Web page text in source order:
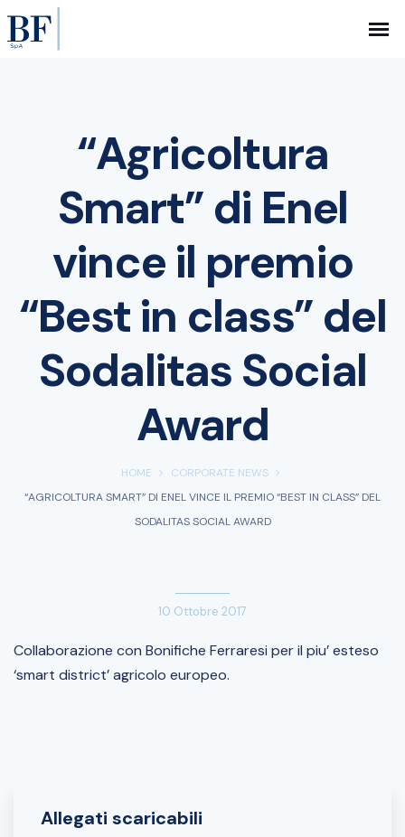
“Agricoltura
Smart” di Enel
vince il premio
“Best in class” del
Sodalitas Social
Award
HOME
CORPORATE NEWS
“AGRICOLTURA SMART” DI ENEL VINCE IL PREMIO “BEST IN CLASS” DEL
SODALITAS SOCIAL AWARD
10 Ottobre 2017
Collaborazione con Bonifiche Ferraresi per il piu’ esteso
‘smart district’ agricolo europeo.
Allegati scaricabili